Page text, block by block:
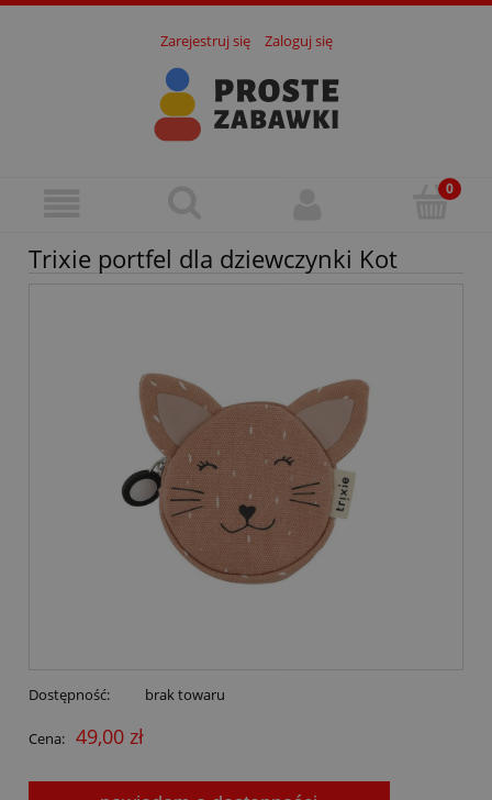
Zarejestruj się Zaloguj się
Trixie portfel dla dziewczynki Kot
Dostępność: brak towaru
Cena: 49,00 zł